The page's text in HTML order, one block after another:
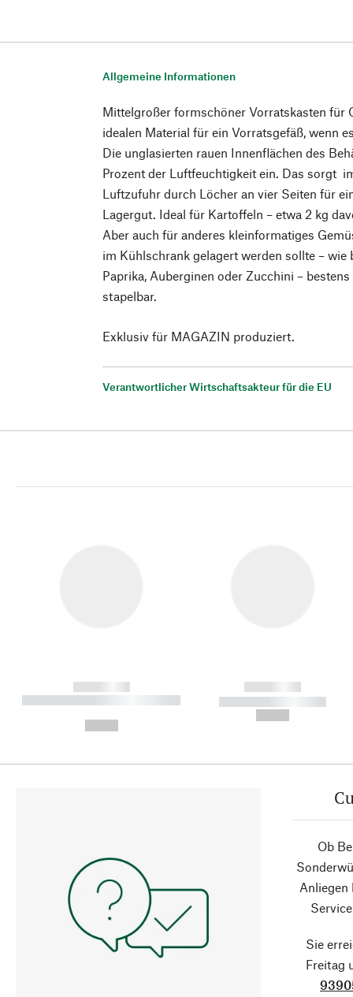
Allgemeine Informationen
Mittelgroßer formschöner Vorratskasten für
idealen Material für ein Vorratsgefäß, wenn
Die unglasierten rauen Innenflächen des
Prozent der Luftfeuchtigkeit ein. Das sorgt
Luftzufuhr durch Löcher an vier Seiten für
Lagergut. Ideal für Kartoffeln – etwa 2 kg
Aber auch für anderes kleinformatiges
im Kühlschrank gelagert werden sollte – wie
Paprika, Auberginen oder Zucchini –
stapelbar.
Exklusiv für MAGAZIN produziert.
Verantwortlicher Wirtschaftsakteur für die EU
------------
----------- ----------- ----------
------------
----------- -----------
Ob
Anliegen
Sie
Freitag